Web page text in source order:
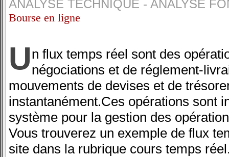
ANALYSE TECHNIQUE - ANALYSE
Bourse en ligne
Un flux temps réel sont des
négociations et de réglement-
mouvements de devises et de
instantanément.Ces opérations sont
système pour la gestion des
Vous trouverez un exemple de flux
site dans la rubrique cours temps